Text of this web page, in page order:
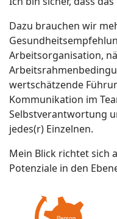
Dazu brauchen wir
Arbeitsorganisation,
wertschätzende
Kommunikation im
Selbstverantwortung
jedes(r) Einzelnen.
Mein Blick richtet sich
Potenziale in den